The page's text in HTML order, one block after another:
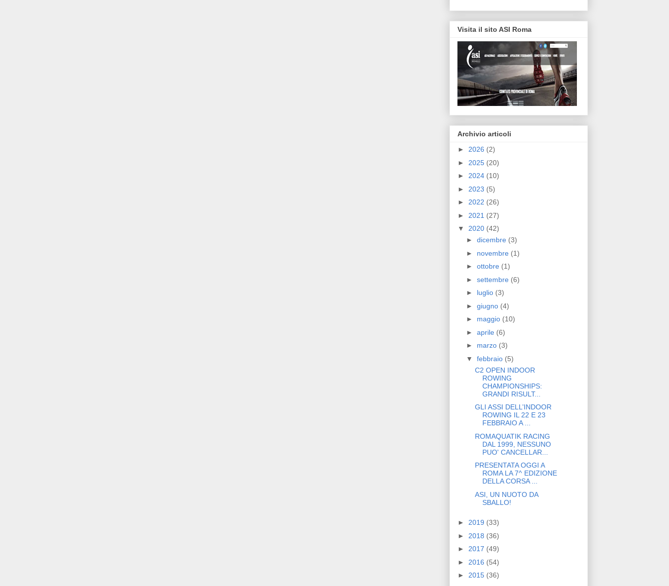
Visita il sito ASI Roma
Archivio articoli
► 2026 (2)
► 2025 (20)
► 2024 (10)
► 2023 (5)
► 2022 (26)
► 2021 (27)
▼ 2020 (42)
► dicembre (3)
► novembre (1)
► ottobre (1)
► settembre (6)
► luglio (3)
► giugno (4)
► maggio (10)
► aprile (6)
► marzo (3)
▼ febbraio (5)
C2 OPEN INDOOR
ROWING
CHAMPIONSHIPS:
GRANDI RISULT...
GLI ASSI DELL’INDOOR
ROWING IL 22 E 23
FEBBRAIO A ...
ROMAQUATIK RACING
DAL 1999, NESSUNO
PUO' CANCELLAR...
PRESENTATA OGGI A
ROMA LA 7^ EDIZIONE
DELLA CORSA ...
ASI, UN NUOTO DA
SBALLO!
► 2019 (33)
► 2018 (36)
► 2017 (49)
► 2016 (54)
► 2015 (36)